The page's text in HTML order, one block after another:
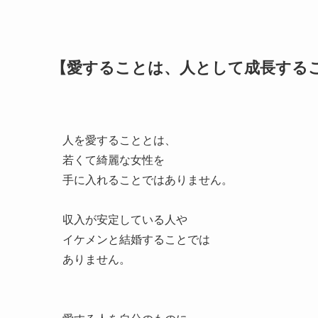
【愛することは、人として成長する
人を愛することとは、
若くて綺麗な女性を
手に入れることではありません。
収入が安定している人や
イケメンと結婚することでは
ありません。